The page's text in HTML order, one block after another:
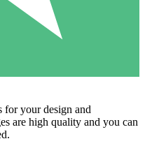
for your design and
are high quality and you can